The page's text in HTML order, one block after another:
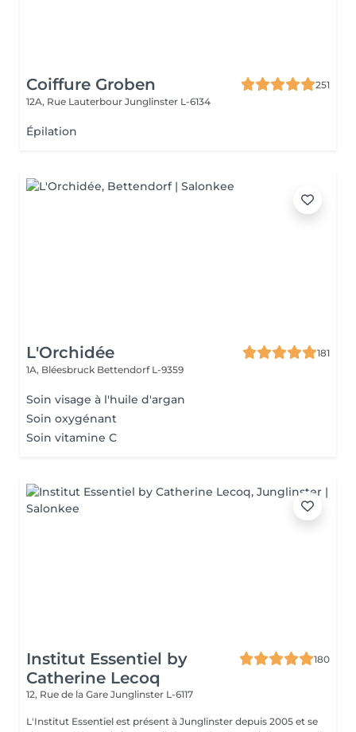
Coiffure Groben
251
12A, Rue Lauterbour Junglinster L-6134
Épilation
L'Orchidée
181
1A, Bléesbruck Bettendorf L-9359
Soin visage à l'huile d'argan
Soin oxygénant
Soin vitamine C
Institut Essentiel by
Catherine Lecoq
180
12, Rue de la Gare Junglinster L-6117
L'Institut Essentiel est présent à Junglinster depuis 2005 et se